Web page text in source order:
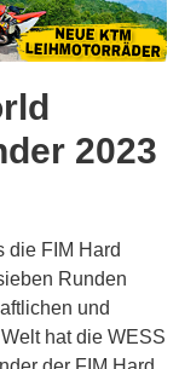
2023
die FIM Hard
Runden
und
hat die WESS